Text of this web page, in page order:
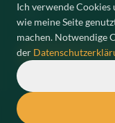
© 2026 Dr. Pauline Ramisch
Ich verwende Cookies
wie meine Seite
machen. Notwendige
der